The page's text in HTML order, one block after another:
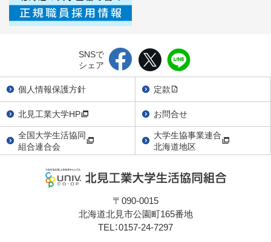
SNSで
シェア
個人情報保護方針
定款
北見工業大学HP
お問合せ
全国大学生活協同
組合連合会
大学生協事業連合
北海道地区
〒090-0015
北海道北見市公園町165番地
TEL：0157-24-7297